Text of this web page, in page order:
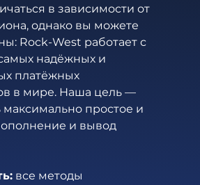
в зависимости от
однако вы можете
Rock-West работает с
надёжных и
платёжных
в мире. Наша цель —
максимально простое и
и вывод
все методы